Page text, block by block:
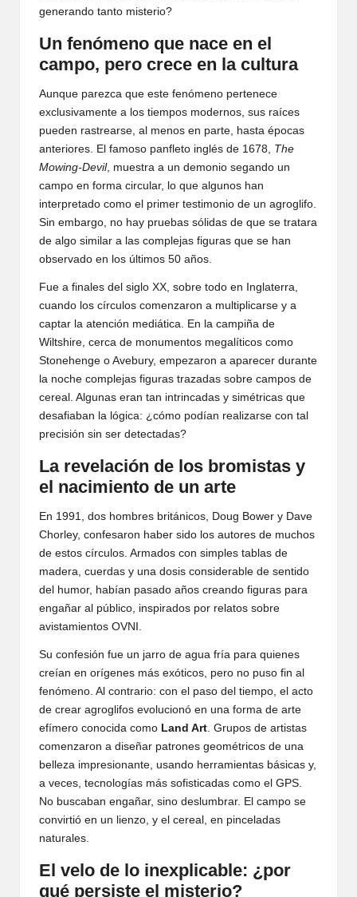
generando tanto misterio?
Un fenómeno que nace en el
campo, pero crece en la cultura
Aunque parezca que este fenómeno pertenece
exclusivamente a los tiempos modernos, sus raíces
pueden rastrearse, al menos en parte, hasta épocas
anteriores. El famoso panfleto inglés de 1678, The
Mowing-Devil, muestra a un demonio segando un
campo en forma circular, lo que algunos han
interpretado como el primer testimonio de un agroglifo.
Sin embargo, no hay pruebas sólidas de que se tratara
de algo similar a las complejas figuras que se han
observado en los últimos 50 años.
Fue a finales del siglo XX, sobre todo en Inglaterra,
cuando los círculos comenzaron a multiplicarse y a
captar la atención mediática. En la campiña de
Wiltshire, cerca de monumentos megalíticos como
Stonehenge o Avebury, empezaron a aparecer durante
la noche complejas figuras trazadas sobre campos de
cereal. Algunas eran tan intrincadas y simétricas que
desafiaban la lógica: ¿cómo podían realizarse con tal
precisión sin ser detectadas?
La revelación de los bromistas y
el nacimiento de un arte
En 1991, dos hombres británicos, Doug Bower y Dave
Chorley, confesaron haber sido los autores de muchos
de estos círculos. Armados con simples tablas de
madera, cuerdas y una dosis considerable de sentido
del humor, habían pasado años creando figuras para
engañar al público, inspirados por relatos sobre
avistamientos OVNI.
Su confesión fue un jarro de agua fría para quienes
creían en orígenes más exóticos, pero no puso fin al
fenómeno. Al contrario: con el paso del tiempo, el acto
de crear agroglifos evolucionó en una forma de arte
efímero conocida como Land Art . Grupos de artistas
comenzaron a diseñar patrones geométricos de una
belleza impresionante, usando herramientas básicas y,
a veces, tecnologías más sofisticadas como el GPS.
No buscaban engañar, sino deslumbrar. El campo se
convirtió en un lienzo, y el cereal, en pinceladas
naturales.
El velo de lo inexplicable: ¿por
qué persiste el misterio?